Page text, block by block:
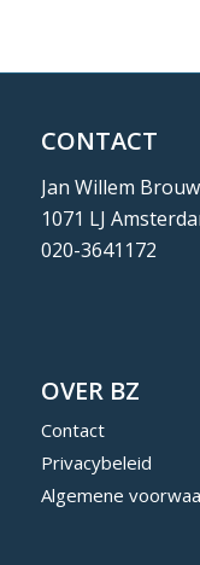
CONTACT
Jan Willem
1071 LJ
020-3641172
OVER BZ
Contact
Privacybeleid
Algemene